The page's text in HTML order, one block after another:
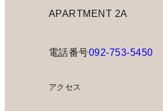
APARTMENT 2A
電話番号092-753-5450
アクセス